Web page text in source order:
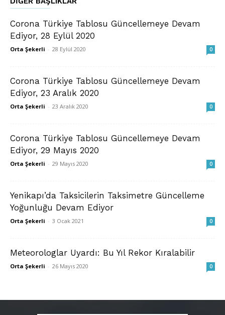
Corona Türkiye Tablosu Güncellemeye Devam
Ediyor, 28 Eylül 2020
Orta Şekerli - 28 Eylül 2020 0
Corona Türkiye Tablosu Güncellemeye Devam
Ediyor, 23 Aralık 2020
Orta Şekerli - 23 Aralık 2020 0
Corona Türkiye Tablosu Güncellemeye Devam
Ediyor, 29 Mayıs 2020
Orta Şekerli - 29 Mayıs 2020 0
Yenikapı’da Taksicilerin Taksimetre Güncelleme
Yoğunluğu Devam Ediyor
Orta Şekerli - 3 Ocak 2021 0
Meteorologlar Uyardı: Bu Yıl Rekor Kıralabilir
Orta Şekerli - 26 Mayıs 2020 0